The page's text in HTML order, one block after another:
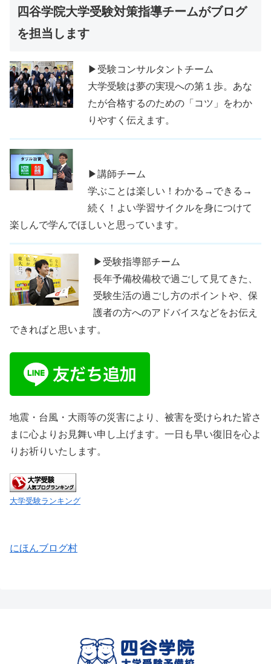
四谷学院大学受験対策指導チームがブログ
を担当します
▶受験コンサルタントチーム
大学受験は夢の実現への第１歩。あな
たが合格するのための「コツ」をわか
りやすく伝えます。
▶講師チーム
学ぶことは楽しい！わかる→できる→
続く！よい学習サイクルを身につけて
楽しんで学んでほしいと思っています。
▶受験指導部チーム
長年予備校備校で過ごして見てきた、
受験生活の過ごし方のポイントや、保
護者の方へのアドバイスなどをお伝え
できればと思います。
地震・台風・大雨等の災害により、被害を受けられた皆さ
まに心よりお見舞い申し上げます。一日も早い復旧を心よ
りお祈りいたします。
大学受験ランキング
にほんブログ村